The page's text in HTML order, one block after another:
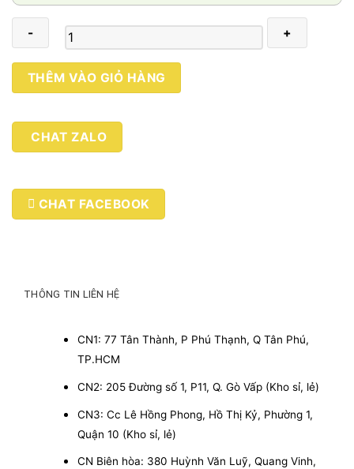
Tương
lai
vàng
THÊM VÀO GIỎ HÀNG
CHAT ZALO
CHAT FACEBOOK
THÔNG TIN LIÊN HỆ
CN1: 77 Tân Thành, P Phú Thạnh, Q Tân Phú,
TP.HCM
CN2: 205 Đường số 1, P11, Q. Gò Vấp (Kho sỉ, lẻ)
CN3: Cc Lê Hồng Phong, Hồ Thị Kỷ, Phường 1,
Quận 10 (Kho sỉ, lẻ)
CN Biên hòa: 380 Huỳnh Văn Luỹ, Quang Vinh,